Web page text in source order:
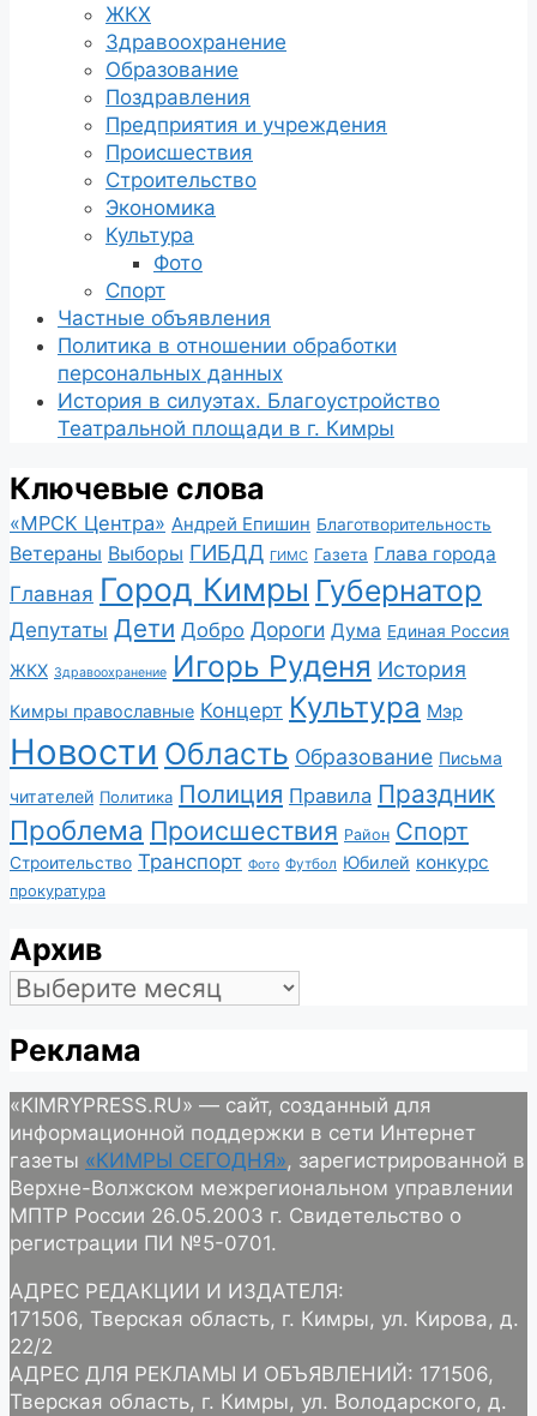
ЖКХ
Здравоохранение
Образование
Поздравления
Предприятия и учреждения
Происшествия
Строительство
Экономика
Культура
Фото
Спорт
Частные объявления
Политика в отношении обработки
персональных данных
История в силуэтах. Благоустройство
Театральной площади в г. Кимры
Ключевые слова
«МРСК Центра» Андрей Епишин Благотворительность
Ветераны Выборы ГИБДД ГИМС Газета Глава города
Главная Город Кимры Губернатор
Депутаты Дети Добро Дороги Дума Единая Россия
ЖКХ Здравоохранение Игорь Руденя История
Кимры православные Концерт Культура Мэр
Новости Область Образование Письма
читателей Политика Полиция Правила Праздник
Проблема Происшествия Район Спорт
Строительство Транспорт Фото Футбол Юбилей конкурс
прокуратура
Архив
Архив
Реклама
«KIMRYPRESS.RU» — сайт, созданный для
информационной поддержки в сети Интернет
газеты «КИМРЫ СЕГОДНЯ», зарегистрированной в
Верхне-Волжском межрегиональном управлении
МПТР России 26.05.2003 г. Свидетельство о
регистрации ПИ №5-0701.
АДРЕС РЕДАКЦИИ И ИЗДАТЕЛЯ:
171506, Тверская область, г. Кимры, ул. Кирова, д.
22/2
АДРЕС ДЛЯ РЕКЛАМЫ И ОБЪЯВЛЕНИЙ: 171506,
Тверская область, г. Кимры, ул. Володарского, д.